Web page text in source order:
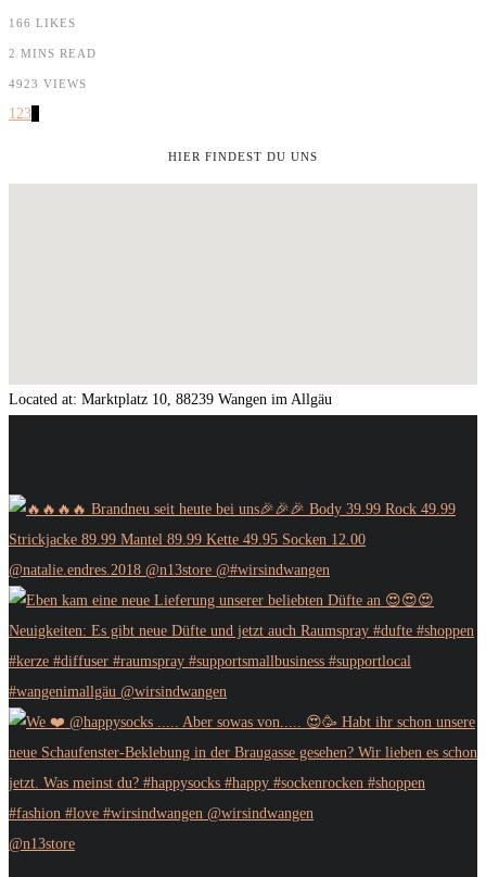
166 LIKES
2 MINS READ
4923 VIEWS
1 23
HIER FINDEST DU UNS
Located at: Marktplatz 10, 88239 Wangen im Allgäu
@n13store